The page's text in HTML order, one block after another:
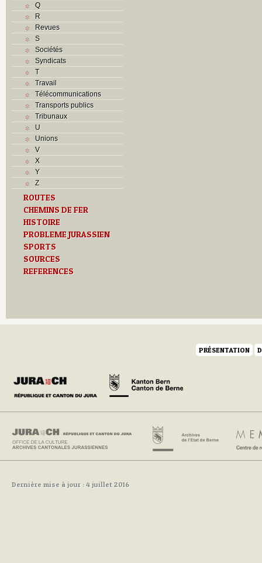
Q
R
Revues
S
Sociétés
Syndicats
T
Travail
Télécommunications
Transports publics
Tribunaux
U
Unions
V
X
Y
Z
ROUTES
CHEMINS DE FER
HISTOIRE
PROBLEME JURASSIEN
SPORTS
SOURCES
REFERENCES
PRÉSENTATION
Dernière mise à jour : 4 juillet 2016